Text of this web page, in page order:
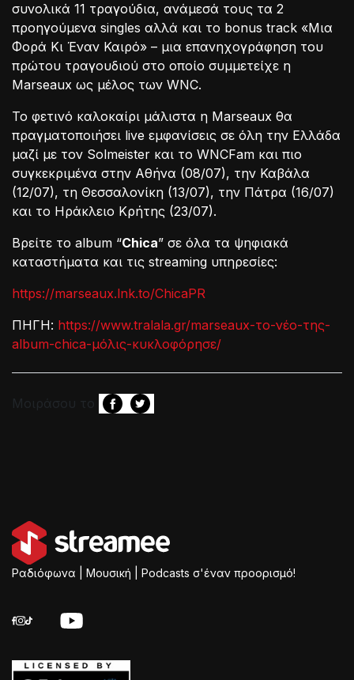
συνολικά 11 τραγούδια, ανάμεσά τους τα 2
προηγούμενα singles αλλά και το bonus track «Μια
Φορά Κι Έναν Καιρό» – μια επανηχογράφηση του
πρώτου τραγουδιού στο οποίο συμμετείχε η
Marseaux ως μέλος των WNC.
Το φετινό καλοκαίρι μάλιστα η Marseaux θα
πραγματοποιήσει live εμφανίσεις σε όλη την Ελλάδα
μαζί με τον Solmeister και το WNCFam και πιο
συγκεκριμένα στην Αθήνα (08/07), την Καβάλα
(12/07), τη Θεσσαλονίκη (13/07), την Πάτρα (16/07)
και το Ηράκλειο Κρήτης (23/07).
Βρείτε το album “Chica” σε όλα τα ψηφιακά
καταστήματα και τις streaming υπηρεσίες:
https://marseaux.lnk.to/ChicaPR
ΠΗΓΗ: https://www.tralala.gr/marseaux-το-νέο-της-
album-chica-μόλις-κυκλοφόρησε/
Μοιράσου το
Ραδιόφωνα | Μουσική | Podcasts σ'έναν προορισμό!